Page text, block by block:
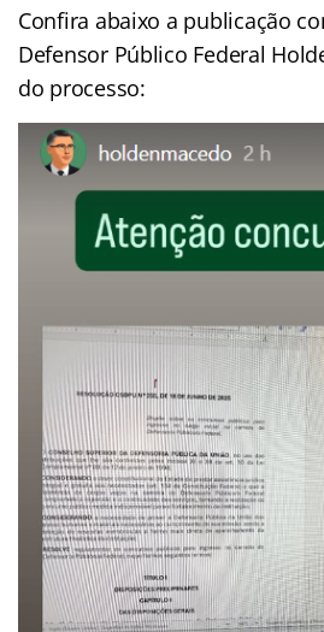
Confira abaixo a publicação
Defensor Público Federal
do processo: